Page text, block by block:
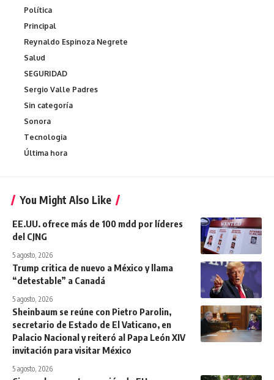
Política
Principal
Reynaldo Espinoza Negrete
Salud
SEGURIDAD
Sergio Valle Padres
Sin categoría
Sonora
Tecnologia
Última hora
You Might Also Like
EE.UU. ofrece más de 100 mdd por líderes
del CJNG
5 agosto, 2026
Trump critica de nuevo a México y llama
“detestable” a Canadá
5 agosto, 2026
Sheinbaum se reúne con Pietro Parolin,
secretario de Estado de El Vaticano, en
Palacio Nacional y reiteró al Papa León XIV
invitación para visitar México
5 agosto, 2026